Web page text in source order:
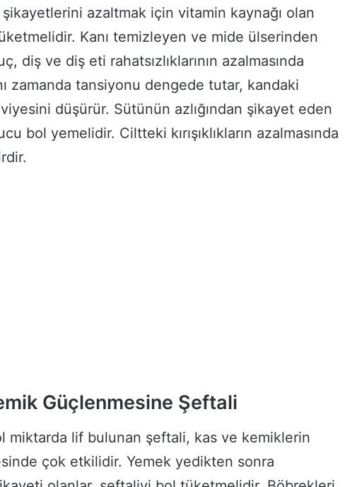
azaltmak için vitamin kaynağı olan
Kanı temizleyen ve mide ülserinden
diş ve diş eti rahatsızlıklarının azalmasında
zamanda tansiyonu dengede tutar, kandaki
düşürür. Sütünün azlığından şikayet eden
bol yemelidir. Ciltteki kırışıklıkların azalmasında
Güçlenmesine Şeftali
miktarda lif bulunan şeftali, kas ve kemiklerin
çok etkilidir. Yemek yedikten sonra